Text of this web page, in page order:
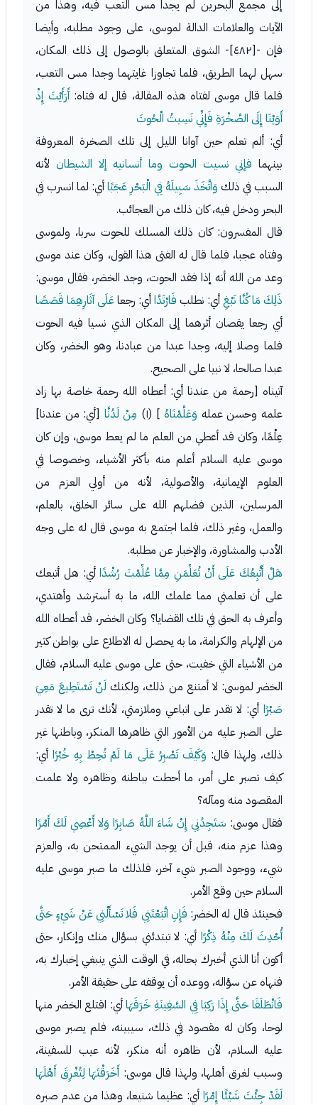
إلى مجمع البحرين لم يجدا مس التعب فيه، وهذا من
الآيات والعلامات الدالة لموسى، على وجود مطلبه، وأيضا
فإن -[٤٨٢]- الشوق المتعلق بالوصول إلى ذلك المكان،
سهل لهما الطريق، فلما تجاوزا غايتهما وجدا مس التعب،
فلما قال موسى لفتاه هذه المقالة، قال له فتاه: أَرَأَيْتَ إِذْ
أَوَيْنَا إِلَى الصَّخْرَةِ فَإِنِّي نَسِيتُ الْحُوتَ
أي: ألم تعلم حين آوانا الليل إلى تلك الصخرة المعروفة
بينهما فإني نسيت الحوت وما أنسانيه إلا الشيطان لأنه
السبب في ذلك وَاتَّخَذَ سَبِيلَهُ فِي الْبَحْرِ عَجَبًاأي: لما انسرب في
البحر ودخل فيه، كان ذلك من العجائب.
قال المفسرون: كان ذلك المسلك للحوت سربا، ولموسى
وفتاه عجبا، فلما قال له الفتى هذا القول، وكان عند موسى
وعد من الله أنه إذا فقد الحوت، وجد الخضر، فقال موسى:
ذَلِكَ مَا كُنَّا نَبْغِأي: نطلب فَارْتَدَّاأي: رجعاعَلَى آثَارِهِمَا قَصَصًا
أي رجعا يقصان أثرهما إلى المكان الذي نسيا فيه الحوت
فلما وصلا إليه، وجدا عبدا من عبادنا، وهو الخضر، وكان
عبدا صالحا، لا نبيا على الصحيح.
آتيناه [رحمة من عندنا أي: أعطاه الله رحمة خاصة بها زاد
علمه وحسن عمله وَعَلَّمْنَاهُ] (١) مِنْ لَدُنَّا [أي: من عندنا]
عِلْمًا، وكان قد أعطي من العلم ما لم يعط موسى، وإن كان
موسى عليه السلام أعلم منه بأكثر الأشياء، وخصوصا في
العلوم الإيمانية، والأصولية، لأنه من أولي العزم من
المرسلين، الذين فضلهم الله على سائر الخلق، بالعلم،
والعمل، وغير ذلك، فلما اجتمع به موسى قال له على وجه
الأدب والمشاورة، والإخبار عن مطلبه.
هَلْ أَتَّبِعُكَ عَلَى أَنْ تُعَلِّمَنِ مِمَّا عُلِّمْتَ رُشْدًاأي: هل أتبعك
على أن تعلمني مما علمك الله، ما به أسترشد وأهتدي،
وأعرف به الحق في تلك القضايا؟ وكان الخضر، قد أعطاه الله
من الإلهام والكرامة، ما به يحصل له الاطلاع على بواطن كثير
من الأشياء التي خفيت، حتى على موسى عليه السلام، فقال
الخضر لموسى: لا أمتنع من ذلك، ولكنك لَنْ تَسْتَطِيعَ مَعِيَ
صَبْرًا أي: لا تقدر على اتباعي وملازمتي، لأنك ترى ما لا تقدر
على الصبر عليه من الأمور التي ظاهرها المنكر، وباطنها غير
ذلك، ولهذا قال: وَكَيْفَ تَصْبِرُ عَلَى مَا لَمْ تُحِطْ بِهِ خُبْرًاأي:
كيف تصبر على أمر، ما أحطت بباطنه وظاهره ولا علمت
المقصود منه ومآله؟
فقال موسى: سَتَجِدُنِي إِنْ شَاءَ اللَّهُ صَابِرًا وَلا أَعْصِي لَكَ أَمْرًا
وهذا عزم منه، قبل أن يوجد الشيء الممتحن به، والعزم
شيء، ووجود الصبر شيء آخر، فلذلك ما صبر موسى عليه
السلام حين وقع الأمر.
فحينئذ قال له الخضر: فَإِنِ اتَّبَعْتَنِي فَلا تَسْأَلْنِي عَنْ شَيْءٍ حَتَّى
أُحْدِثَ لَكَ مِنْهُ ذِكْرًا أي: لا تبتدئني بسؤال منك وإنكار، حتى
أكون أنا الذي أخبرك بحاله، في الوقت الذي ينبغي إخبارك به،
فنهاه عن سؤاله، ووعده أن يوقفه على حقيقة الأمر.
فَانْطَلَقَا حَتَّى إِذَا رَكِبَا فِي السَّفِينَةِ خَرَقَهَاأي: اقتلع الخضر منها
لوحا، وكان له مقصود في ذلك، سيبينه، فلم يصبر موسى
عليه السلام، لأن ظاهره أنه منكر، لأنه عيب للسفينة،
وسبب لغرق أهلها، ولهذا قال موسى: أَخَرَقْتَهَا لِتُغْرِقَ أَهْلَهَا
لَقَدْ جِئْتَ شَيْئًا إِمْرًا أي: عظيما شنيعا، وهذا من عدم صبره